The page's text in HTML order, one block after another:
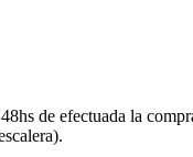
de efectuada la